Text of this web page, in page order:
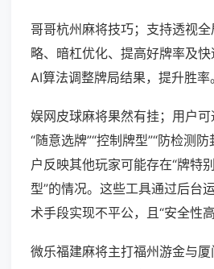
哥哥杭州麻将技巧；支持透视
略、暗杠优化、提高好牌率及
AI算法调整牌局结果，提升胜率。
娱网皮球麻将果然有挂；用户
“随意选牌”“控制牌型”“防检测
户反映其他玩家可能存在“牌特
型”的情况。这些工具通过后台
术手段实现不平公，且“安全性高
微乐福建麻将主打福州游金与